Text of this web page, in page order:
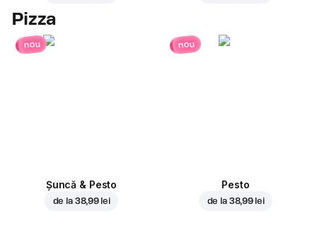
Pizza
nou
Șuncă & Pesto
de la 38,99 lei
nou
Pesto
de la 38,99 lei